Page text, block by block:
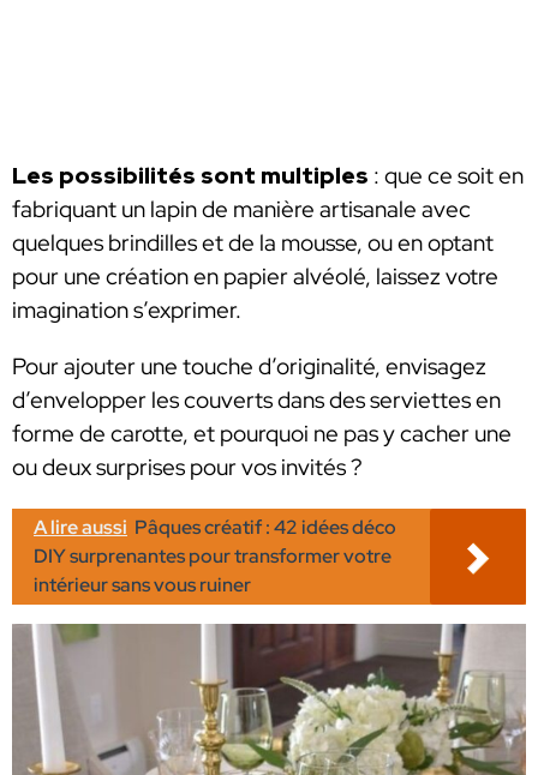
Les possibilités sont multiples : que ce soit en
fabriquant un lapin de manière artisanale avec
quelques brindilles et de la mousse, ou en optant
pour une création en papier alvéolé, laissez votre
imagination s’exprimer.
Pour ajouter une touche d’originalité, envisagez
d’envelopper les couverts dans des serviettes en
forme de carotte, et pourquoi ne pas y cacher une
ou deux surprises pour vos invités ?
A lire aussi Pâques créatif : 42 idées déco
DIY surprenantes pour transformer votre
intérieur sans vous ruiner